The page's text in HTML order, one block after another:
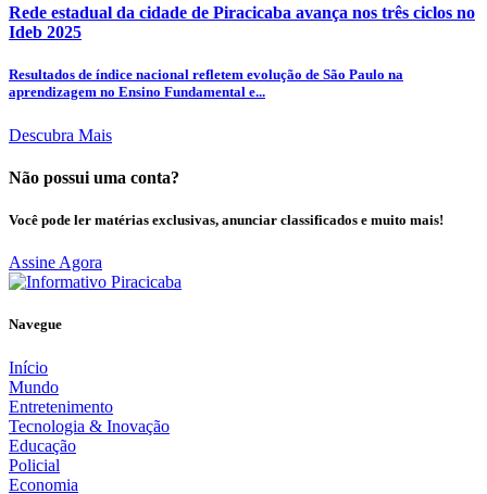
Rede estadual da cidade de Piracicaba avança nos três ciclos no
Ideb 2025
Resultados de índice nacional refletem evolução de São Paulo na
aprendizagem no Ensino Fundamental e...
Descubra Mais
Não possui uma conta?
Você pode ler matérias exclusivas, anunciar classificados e muito mais!
Assine Agora
Navegue
Início
Mundo
Entretenimento
Tecnologia & Inovação
Educação
Policial
Economia